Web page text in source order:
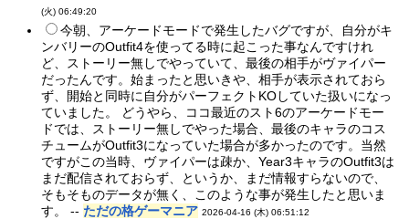
(火) 06:49:20
今朝、アーケードモードで発生したバグですが、自分がキ
ンバリーのOutfit4を使ってる時に起こった事なんですけれ
ど、ストーリー無しでやっていて、最後の相手がヴァイパー
だったんです。始まったと思いきや、相手が表示されておら
ず、開始と同時に自分がパーフェクトKOしていた扱いになっ
ていました。 どうやら、ココ最近のスト6のアーケードモー
ドでは、ストーリー無しでやった場合、最後のキャラのコス
チュームがOutfit3になっていた場合が多かったのです。当然
ですがこの当時、ヴァイパーは疎か、Year3キャラのOutfit3は
まだ配信されておらず、というか、まだ情報すらないので、
そもそものデータが無く、このような事が発生したと思いま
す。 -- ただの格ゲーマニア 2026-04-16 (木) 06:51:12